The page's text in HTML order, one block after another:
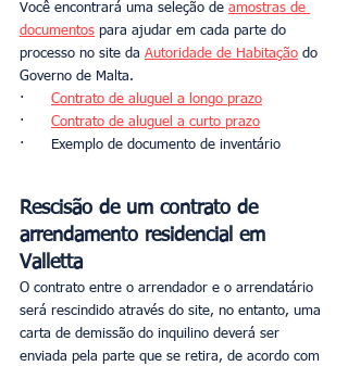
Você encontrará uma seleção de amostras de
documentos para ajudar em cada parte do
processo no site da Autoridade de Habitação do
Governo de Malta.
· Contrato de aluguel a longo prazo
· Contrato de aluguel a curto prazo
·      Exemplo de documento de inventário
Rescisão de um contrato de
arrendamento residencial em
Valletta
O contrato entre o arrendador e o arrendatário
será rescindido através do site, no entanto, uma
carta de demissão do inquilino deverá ser
enviada pela parte que se retira, de acordo com